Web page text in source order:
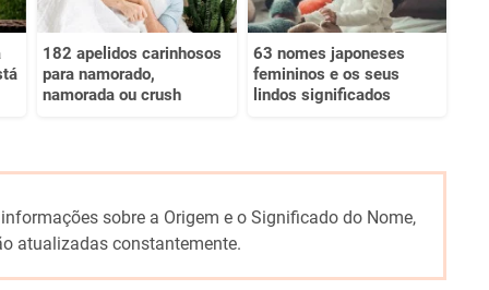
182 apelidos carinhosos
para namorado,
namorada ou crush
63 nomes japoneses
femininos e os seus
lindos significados
sobre a Origem e o Significado do Nome,
atualizadas constantemente.